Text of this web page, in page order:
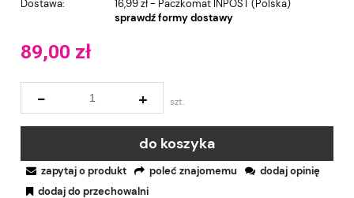
Dostawa:
16,99 zł- Paczkomat INPOST(Polska)
sprawdź formy dostawy
89,00 zł
- + szt.
do koszyka
zapytaj o produkt poleć znajomemu
dodaj opinię
dodaj do przechowalni